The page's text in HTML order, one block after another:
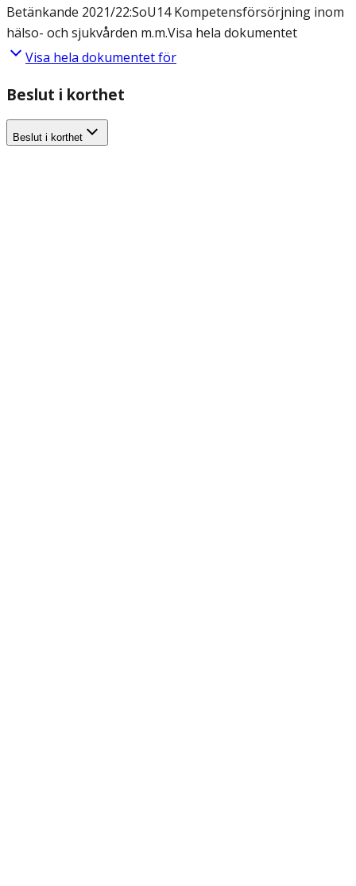
Betänkande 2021/22:SoU14 Kompetensförsörjning inom
hälso- och sjukvården m.m.Visa hela dokumentet
Visa hela dokumentet för
Beslut i korthet
Beslut i korthet